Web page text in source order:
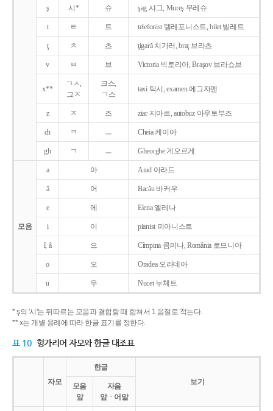
ş 시* 슈 şag 샤그, Mureş 무레슈
t ㅌ 트 telefonist 텔레포니스트, bilet 빌레트
ţ ㅊ 츠 ţigarǎ 치가러, braţ 브라츠
v ㅂ 브 Victoria 빅토리아, Braşov 브라쇼브
x**
ㄱㅅ,
그ㅈ
크스,
ㄱ스
taxi 탁시, examen 에그자멘
z ㅈ 즈 ziar 지아르, autobuz 아우토부즈
ch ㅋ ㅡ Cheia 케이아
gh ㄱ ㅡ Gheorghe 게오르게
모음
a 아 Arad 아라드
ǎ 어 Bacǎu 바커우
e 에 Elena 엘레나
i 이 pianist 피아니스트
î, â 으 Cîmpina 큼피나, România 로므니아
o 오 Oradea 오라데아
u 우 Nucet 누체트
* ş의 '시'는 뒤따르는 모음과 결합할 때 합쳐서 1 음절로 적는다.
** x는 개별 용례에 따라 한글 표기를 정한다.
표 10 헝가리어 자모와 한글 대조표
자모
한글
보기
모음
앞
자음
앞ㆍ어말